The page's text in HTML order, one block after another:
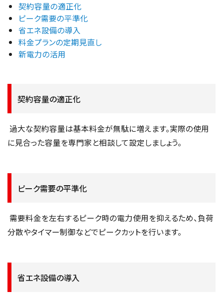
契約容量の適正化
ピーク需要の平準化
省エネ設備の導入
料金プランの定期見直し
新電力の活用
契約容量の適正化
過大な契約容量は基本料金が無駄に増えます。実際の使用
に見合った容量を専門家と相談して設定しましょう。
ピーク需要の平準化
需要料金を左右するピーク時の電力使用を抑えるため、負荷
分散やタイマー制御などでピークカットを行います。
省エネ設備の導入